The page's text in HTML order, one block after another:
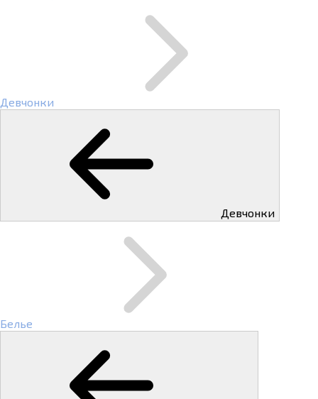
Девчонки
Девчонки
Белье